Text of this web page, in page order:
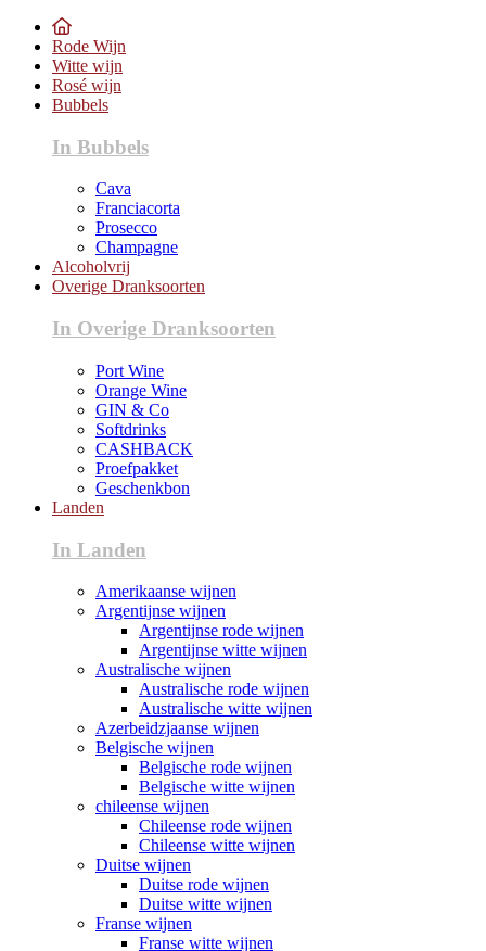
Rode Wijn
Witte wijn
Rosé wijn
Bubbels
In Bubbels
Cava
Franciacorta
Prosecco
Champagne
Alcoholvrij
Overige Dranksoorten
In Overige Dranksoorten
Port Wine
Orange Wine
GIN & Co
Softdrinks
CASHBACK
Proefpakket
Geschenkbon
Landen
In Landen
Amerikaanse wijnen
Argentijnse wijnen
Argentijnse rode wijnen
Argentijnse witte wijnen
Australische wijnen
Australische rode wijnen
Australische witte wijnen
Azerbeidzjaanse wijnen
Belgische wijnen
Belgische rode wijnen
Belgische witte wijnen
chileense wijnen
Chileense rode wijnen
Chileense witte wijnen
Duitse wijnen
Duitse rode wijnen
Duitse witte wijnen
Franse wijnen
Franse witte wijnen